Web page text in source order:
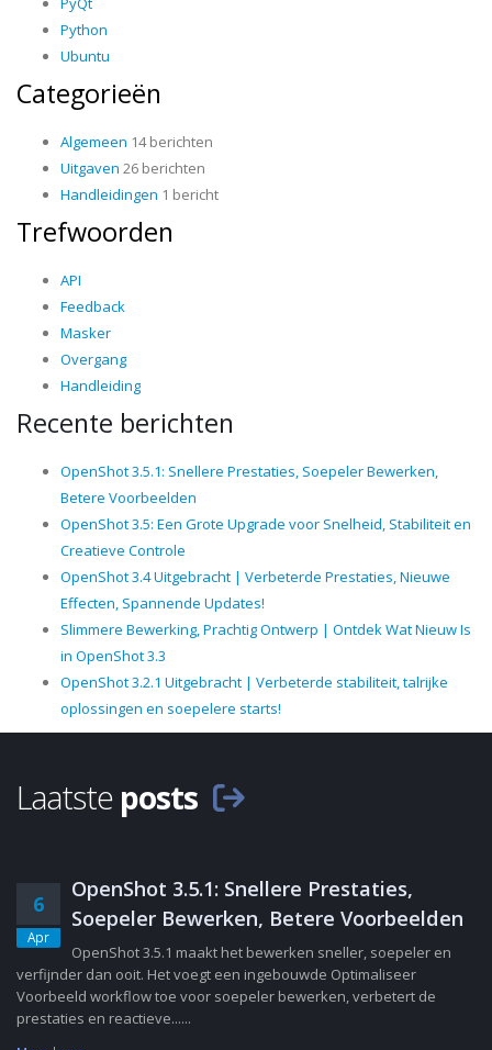
Python
Ubuntu
Categorieën
Algemeen 14 berichten
Uitgaven 26 berichten
Handleidingen 1 bericht
Trefwoorden
API
Feedback
Masker
Overgang
Handleiding
Recente berichten
OpenShot 3.5.1: Snellere Prestaties, Soepeler Bewerken,
Betere Voorbeelden
OpenShot 3.5: Een Grote Upgrade voor Snelheid, Stabiliteit en
Creatieve Controle
OpenShot 3.4 Uitgebracht | Verbeterde Prestaties, Nieuwe
Effecten, Spannende Updates!
Slimmere Bewerking, Prachtig Ontwerp | Ontdek Wat Nieuw Is
in OpenShot 3.3
OpenShot 3.2.1 Uitgebracht | Verbeterde stabiliteit, talrijke
oplossingen en soepelere starts!
Laatste posts
6
Apr
OpenShot 3.5.1: Snellere Prestaties,
Soepeler Bewerken, Betere Voorbeelden
OpenShot 3.5.1 maakt het bewerken sneller, soepeler en
verfijnder dan ooit. Het voegt een ingebouwde Optimaliseer
Voorbeeld workflow toe voor soepeler bewerken, verbetert de
prestaties en reactieve......